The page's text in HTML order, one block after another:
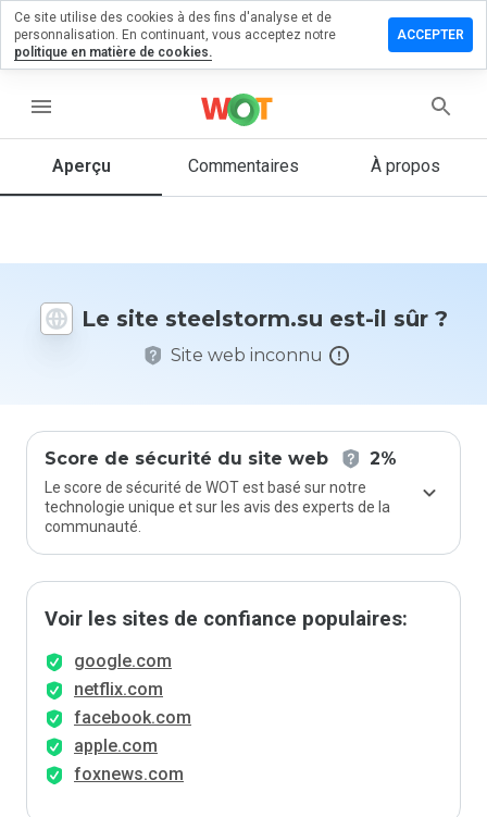
menu
Aperçu Commentaires À propos
Le site steelstorm.su est-il sûr ?
Site web inconnu
Score de sécurité du site web 2%
Le score de sécurité de WOT est basé sur notre
technologie unique et sur les avis des experts de la
communauté.
Voir les sites de confiance populaires:
google.com
netflix.com
facebook.com
apple.com
foxnews.com
un
1 et 5
vous à ce
site ?
Ce site utilise des cookies à des fins d'analyse et de
personnalisation. En continuant, vous acceptez notre
politique en matière de cookies.
ACCEPTER